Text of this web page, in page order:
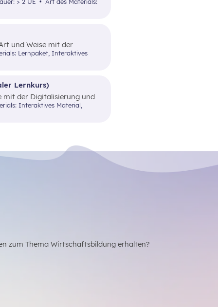
und Weise mit der
um eine bessere
Lernkurs)
mit der Digitalisierung und
Haushaltsplanung
zum Thema Wirtschaftsbildung erhalten?